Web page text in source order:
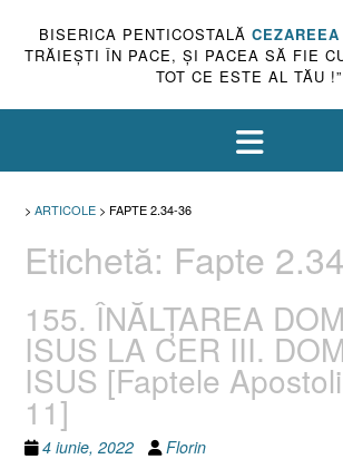
BISERICA PENTICOSTALĂ CEZAREEA
TRĂIEŞTI ÎN PACE, ŞI PACEA SĂ FIE
TOT CE ESTE AL TĂU !”
> ARTICOLE > FAPTE 2.34-36
Etichetă: Fapte
155. ÎNĂLŢAREA
ISUS LA CER III.
ISUS [Faptele
11]
4 iunie, 2022 Florin